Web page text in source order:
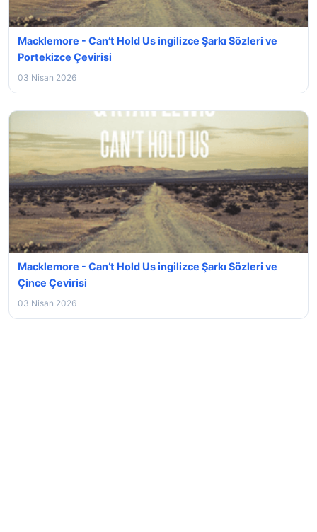
Macklemore - Can’t Hold Us ingilizce Şarkı Sözleri ve
Portekizce Çevirisi
03 Nisan 2026
Macklemore - Can’t Hold Us ingilizce Şarkı Sözleri ve
Çince Çevirisi
03 Nisan 2026